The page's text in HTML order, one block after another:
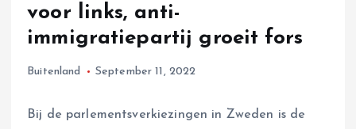
voor links, anti-
immigratiepartij groeit fors
Buitenland September 11, 2022
Bij de parlementsverkiezingen in Zweden is de